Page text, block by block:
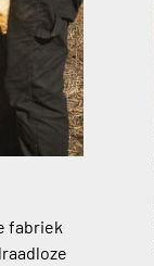
fabriek